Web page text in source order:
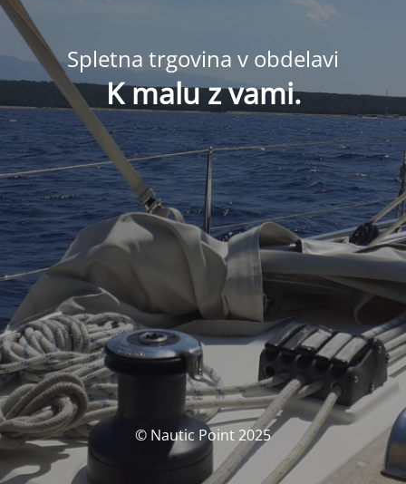
Spletna trgovina v obdelavi
K malu z vami.
© Nautic Point 2025